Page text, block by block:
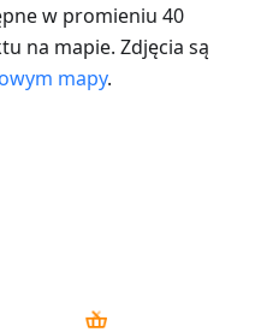
w promieniu 40
na mapie. Zdjęcia są
mapy.